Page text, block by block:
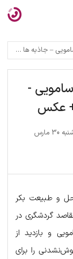
ها و تفریحات + عکس
-
+ عکس
در شنبه 30 مارس
و طبیعت بکر
گردشگری در
و بازدید از
را برای